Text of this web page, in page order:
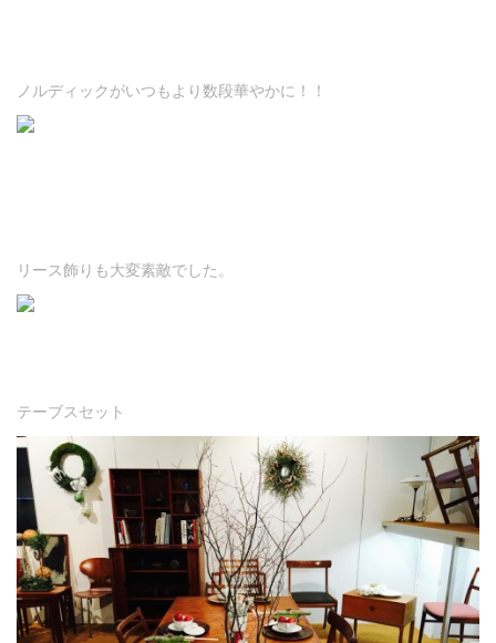
ノルディックがいつもより数段華やかに！！
リース飾りも大変素敵でした。
テーブスセット